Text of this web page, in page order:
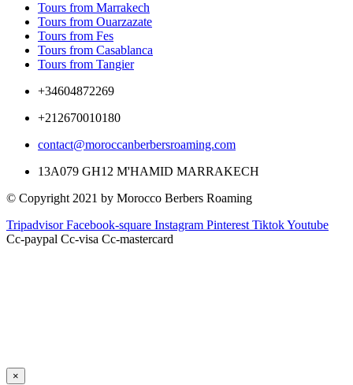
Tours from Marrakech
Tours from Ouarzazate
Tours from Fes
Tours from Casablanca
Tours from Tangier
+34604872269
+212670010180
contact@moroccanberbersroaming.com
13A079 GH12 M'HAMID MARRAKECH
© Copyright 2021 by Morocco Berbers Roaming
Tripadvisor Facebook-square Instagram Pinterest TiktokYoutube
Cc-paypal Cc-visa Cc-mastercard
×